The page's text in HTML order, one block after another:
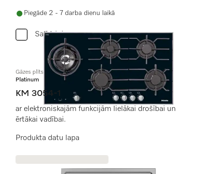
Piegāde 2 - 7 darba dienu laikā
Salīdzini
Gāzes plīts virsma
Platinum
KM 3054-1
ar elektroniskajām funkcijām lielākai drošībai un
ērtākai vadībai.
Produkta datu lapa